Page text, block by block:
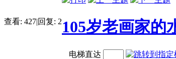
查看: 427|回复: 2105岁老画家的
电梯直达